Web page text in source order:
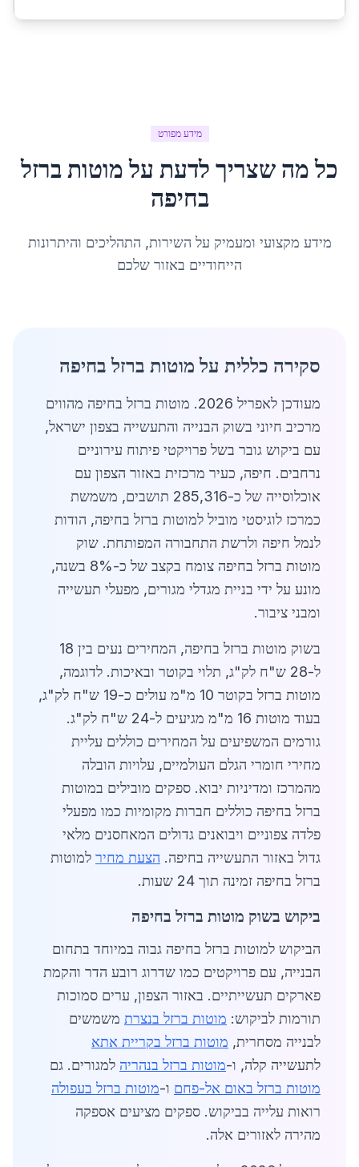
מידע מפורט
כל מה שצריך לדעת עלמוטות ברזל
בחיפה
מידע מקצועי ומעמיק על השירות, התהליכים והיתרונות
הייחודיים באזור שלכם
סקירה כללית על מוטות ברזל בחיפה
מעודכן לאפריל 2026. מוטות ברזל בחיפה מהווים
מרכיב חיוני בשוק הבנייה והתעשייה בצפון ישראל,
עם ביקוש גובר בשל פרויקטי פיתוח עירוניים
נרחבים. חיפה, כעיר מרכזית באזור הצפון עם
אוכלוסייה של כ-285,316 תושבים, משמשת
כמרכז לוגיסטי מוביל למוטות ברזל בחיפה, הודות
לנמל חיפה ולרשת התחבורה המפותחת. שוק
מוטות ברזל בחיפה צומח בקצב של כ-8% בשנה,
מונע על ידי בניית מגדלי מגורים, מפעלי תעשייה
ומבני ציבור.
בשוק מוטות ברזל בחיפה, המחירים נעים בין 18
ל-28 ש"ח לק"ג, תלוי בקוטר ובאיכות. לדוגמה,
מוטות ברזל בקוטר 10 מ"מ עולים כ-19 ש"ח לק"ג,
בעוד מוטות 16 מ"מ מגיעים ל-24 ש"ח לק"ג.
גורמים המשפיעים על המחירים כוללים עליית
מחירי חומרי הגלם העולמיים, עלויות הובלה
מהמרכז ומדיניות יבוא. ספקים מובילים במוטות
ברזל בחיפה כוללים חברות מקומיות כמו מפעלי
פלדה צפוניים ויבואנים גדולים המאחסנים מלאי
גדול באזור התעשייה בחיפה. הצעת מחיר למוטות
ברזל בחיפה זמינה תוך 24 שעות.
ביקוש בשוק מוטות ברזל בחיפה
הביקוש למוטות ברזל בחיפה גבוה במיוחד בתחום
הבנייה, עם פרויקטים כמו שדרוג רובע הדר והקמת
פארקים תעשייתיים. באזור הצפון, ערים סמוכות
תורמות לביקוש: מוטות ברזל בנצרת משמשים
לבנייה מסחרית, מוטות ברזל בקריית אתא
לתעשייה קלה, ו-מוטות ברזל בנהריה למגורים. גם
מוטות ברזל באום אל-פחם ו-מוטות ברזל בעפולה
רואות עלייה בביקוש. ספקים מציעים אספקה
מהירה לאזורים אלה.